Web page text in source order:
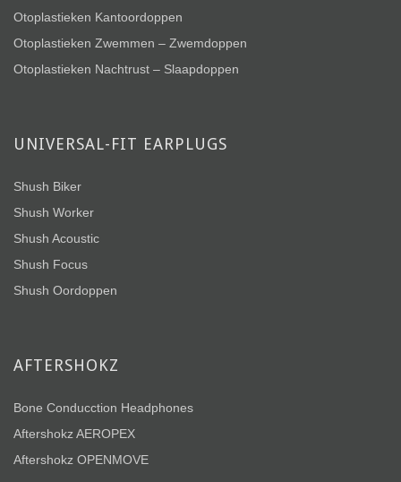
Otoplastieken Kantoordoppen
Otoplastieken Zwemmen – Zwemdoppen
Otoplastieken Nachtrust – Slaapdoppen
UNIVERSAL-FIT EARPLUGS
Shush Biker
Shush Worker
Shush Acoustic
Shush Focus
Shush Oordoppen
AFTERSHOKZ
Bone Conducction Headphones
Aftershokz AEROPEX
Aftershokz OPENMOVE